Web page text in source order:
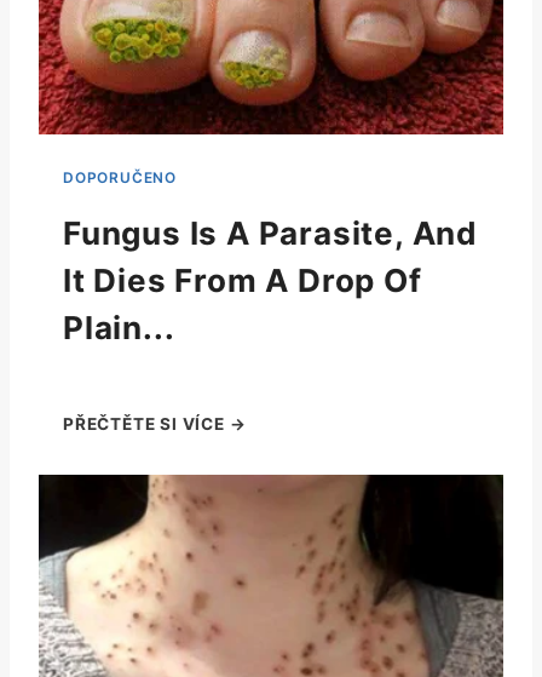
Fungus Is A Parasite, And
It Dies From A Drop Of
Plain...